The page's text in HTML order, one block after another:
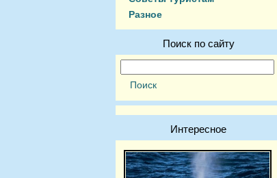
Разное
Поиск по сайту
Интересное